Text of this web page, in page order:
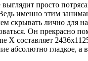
просто
именно этим
скрывать лично для
Он прекрасно
X составляет
абсолютно гладкое, а